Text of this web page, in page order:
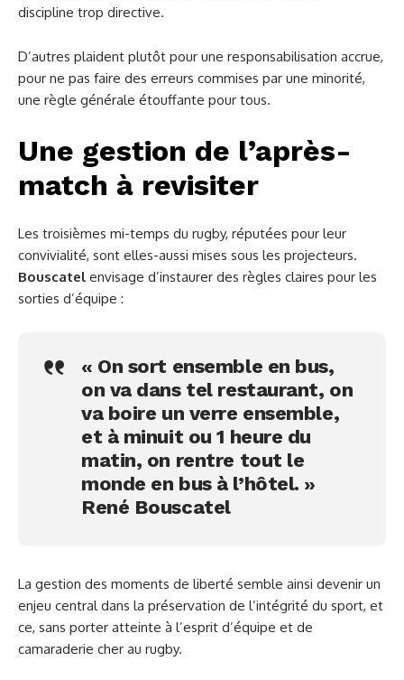
discipline trop directive.
D’autres plaident plutôt pour une responsabilisation accrue,
pour ne pas faire des erreurs commises par une minorité,
une règle générale étouffante pour tous.
Une gestion de l’après-
match à revisiter
Les troisièmes mi-temps du rugby, réputées pour leur
convivialité, sont elles-aussi mises sous les projecteurs.
Bouscatel envisage d’instaurer des règles claires pour les
sorties d’équipe :
« On sort ensemble en bus,
on va dans tel restaurant, on
va boire un verre ensemble,
et à minuit ou 1 heure du
matin, on rentre tout le
monde en bus à l’hôtel. »
René Bouscatel
La gestion des moments de liberté semble ainsi devenir un
enjeu central dans la préservation de l’intégrité du sport, et
ce, sans porter atteinte à l’esprit d’équipe et de
camaraderie cher au rugby.